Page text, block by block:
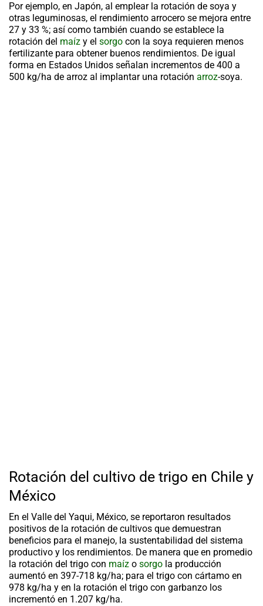
Por ejemplo, en Japón, al emplear la rotación de soya y
otras leguminosas, el rendimiento arrocero se mejora entre
27 y 33 %; así como también cuando se establece la
rotación del maíz y el sorgo con la soya requieren menos
fertilizante para obtener buenos rendimientos. De igual
forma en Estados Unidos señalan incrementos de 400 a
500 kg/ha de arroz al implantar una rotación arroz-soya.
Rotación del cultivo de trigo en Chile y
México
En el Valle del Yaqui, México, se reportaron resultados
positivos de la rotación de cultivos que demuestran
beneficios para el manejo, la sustentabilidad del sistema
productivo y los rendimientos. De manera que en promedio
la rotación del trigo con maíz o sorgo la producción
aumentó en 397-718 kg/ha; para el trigo con cártamo en
978 kg/ha y en la rotación el trigo con garbanzo los
incrementó en 1.207 kg/ha.